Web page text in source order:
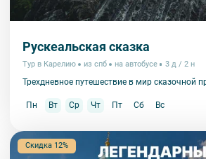
Рускеальская сказка
Тур в Карелию из спб на автобусе 3 д / 2 н
Трехдневное путешествие в мир сказочной
Пн Вт Ср Чт Пт Сб Вс
Скидка 12%